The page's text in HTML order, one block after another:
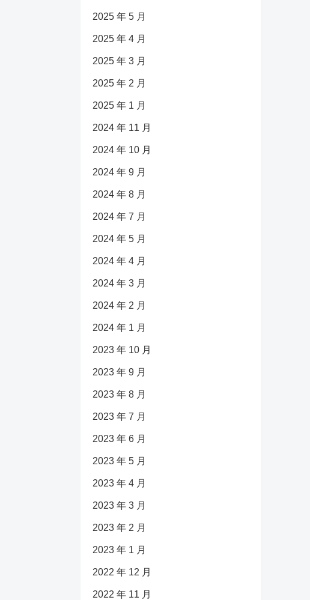
2025 年 5 月
2025 年 4 月
2025 年 3 月
2025 年 2 月
2025 年 1 月
2024 年 11 月
2024 年 10 月
2024 年 9 月
2024 年 8 月
2024 年 7 月
2024 年 5 月
2024 年 4 月
2024 年 3 月
2024 年 2 月
2024 年 1 月
2023 年 10 月
2023 年 9 月
2023 年 8 月
2023 年 7 月
2023 年 6 月
2023 年 5 月
2023 年 4 月
2023 年 3 月
2023 年 2 月
2023 年 1 月
2022 年 12 月
2022 年 11 月